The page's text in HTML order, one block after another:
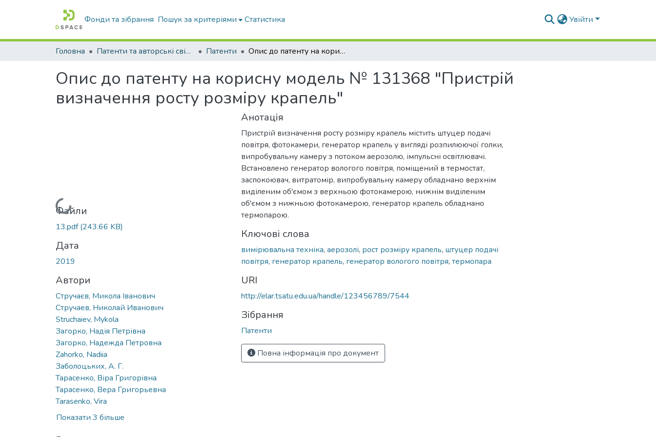
Фонди та зібрання Пошук за критеріями Статистика Увійти
Головна Патенти та авторські свідоцтва Патенти Опис до патенту на корисну модель № 131368 "Пристрій визначення росту розміру крапель"
Опис до патенту на корисну модель № 131368 "Пристрій
визначення росту розміру крапель"
Вантажиться...
Файли
13.pdf(243.66 KB)
Дата
2019
Автори
Стручаєв, Микола Іванович
Стручаев, Николай Иванович
Struchaiev, Mykola
Загорко, Надія Петрівна
Загорко, Надежда Петровна
Zahorko, Nadiia
Заболоцьких, А. Г.
Тарасенко, Віра Григорівна
Тарасенко, Вера Григорьевна
Tarasenko, Vira
Показати 3 більше
Анотація
Пристрій визначення росту розміру крапель містить штуцер подачі
повітря, фотокамери, генератор крапель у вигляді розпилюючої голки,
випробувальну камеру з потоком аерозолю, імпульсні освітлювачі.
Встановлено генератор вологого повітря, поміщений в термостат,
заспокоювач, витратомір, випробувальну камеру обладнано верхнім
виділеним об'ємом з верхньою фотокамерою, нижнім виділеним
об'ємом з нижньою фотокамерою, генератор крапель обладнано
термопарою.
Ключові слова
вимірювальна техніка, аерозолі, рост розміру крапель, штуцер подачі
повітря, генератор крапель, генератор вологого повітря, термопара
URI
http://elar.tsatu.edu.ua/handle/123456789/7544
Зібрання
Патенти
Повна інформація про документ